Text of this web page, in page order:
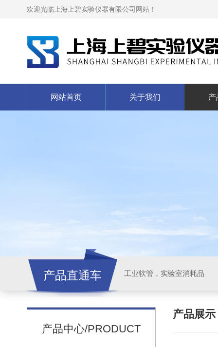
欢迎光临上海上碧实验仪器有限公司网站！
网站首页 关于我们 产
产品直通车 工业软管，实验室消耗品
产品中心/PRODUCT
产品展示